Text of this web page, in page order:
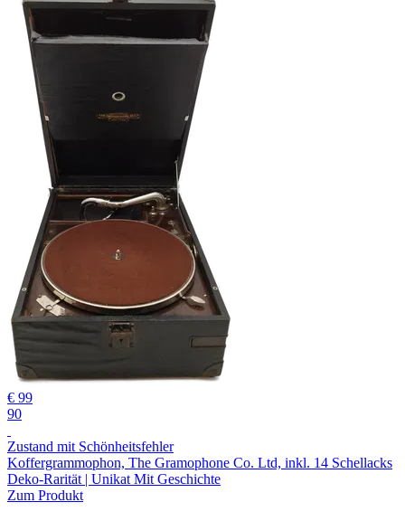
€ 99
90
Zustand mit Schönheitsfehler
Koffergrammophon, The Gramophone Co. Ltd, inkl. 14 Schellacks
Deko-Rarität | Unikat Mit Geschichte
Zum Produkt